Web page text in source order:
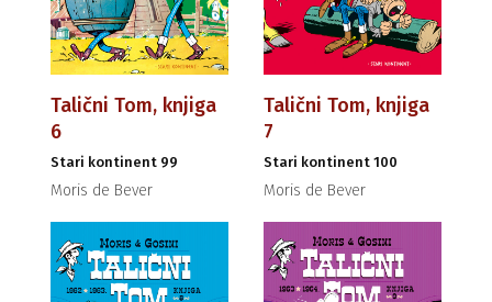
Talični Tom, knjiga
6
Stari kontinent 99
Moris de Bever
Talični Tom, knjiga
7
Stari kontinent 100
Moris de Bever